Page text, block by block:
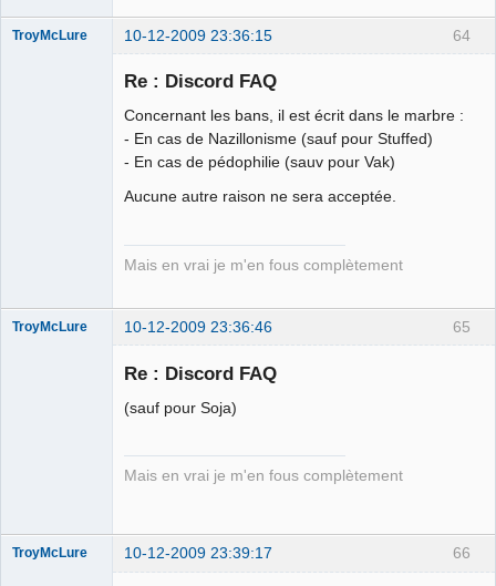
64
TroyMcLure 10-12-2009 23:36:15
Re : Discord FAQ
Concernant les bans, il est écrit dans le marbre :
- En cas de Nazillonisme (sauf pour Stuffed)
- En cas de pédophilie (sauv pour Vak)
Aucune autre raison ne sera acceptée.
Mais en vrai je m'en fous complètement
65
TroyMcLure 10-12-2009 23:36:46
Re : Discord FAQ
(sauf pour Soja)
Mais en vrai je m'en fous complètement
66
TroyMcLure 10-12-2009 23:39:17